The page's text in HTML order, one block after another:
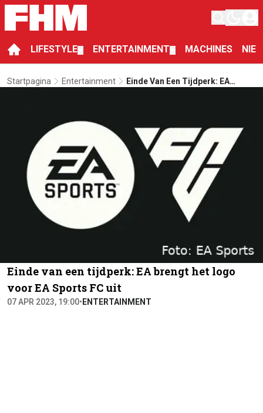
LIFESTYLE ENTERTAINMENT MACHINES
Startpagina Entertainment
Einde Van Een Tijdperk: EA
Einde van een tijdperk: EA brengt het logo
voor EA Sports FC uit
07 APR 2023, 19:00• ENTERTAINMENT